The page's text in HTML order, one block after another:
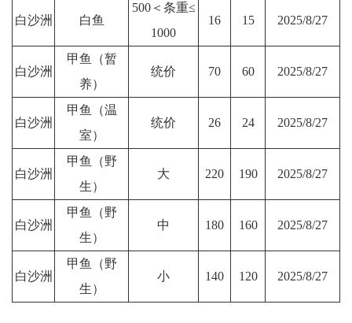
白沙洲 白鱼
500＜条重≤
1000
16 15 2025/8/27
白沙洲
甲鱼（暂
养）
统价 70 60 2025/8/27
白沙洲
甲鱼（温
室）
统价 26 24 2025/8/27
白沙洲
甲鱼（野
生）
大 220 190 2025/8/27
白沙洲
甲鱼（野
生）
中 180 160 2025/8/27
白沙洲
甲鱼（野
生）
小 140 120 2025/8/27